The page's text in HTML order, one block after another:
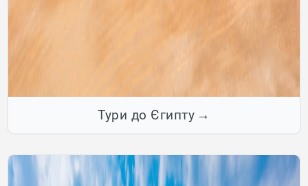
Тури до Єгипту